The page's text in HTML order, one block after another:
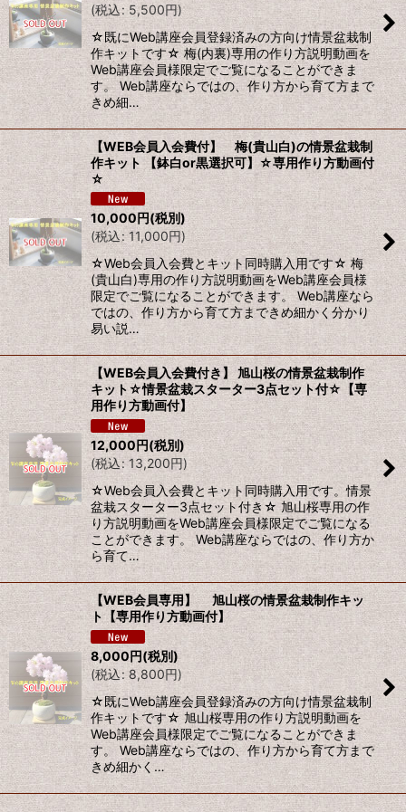
(税込: 5,500円)
☆既にWeb講座会員登録済みの方向け情景盆栽制
作キットです☆ 梅(内裏)専用の作り方説明動画を
Web講座会員様限定でご覧になることができま
す。 Web講座ならではの、作り方から育て方まで
きめ細…
【WEB会員入会費付】 梅(貴山白)の情景盆栽制
作キット 【鉢白or黒選択可】☆専用作り方動画付
☆
10,000円(税別)
(税込: 11,000円)
☆Web会員入会費とキット同時購入用です☆ 梅
(貴山白)専用の作り方説明動画をWeb講座会員様
限定でご覧になることができます。 Web講座なら
ではの、作り方から育て方まできめ細かく分かり
易い説…
【WEB会員入会費付き】 旭山桜の情景盆栽制作
キット☆情景盆栽スターター3点セット付☆【専
用作り方動画付】
12,000円(税別)
(税込: 13,200円)
☆Web会員入会費とキット同時購入用です。情景
盆栽スターター3点セット付き☆ 旭山桜専用の作
り方説明動画をWeb講座会員様限定でご覧になる
ことができます。 Web講座ならではの、作り方か
ら育て…
【WEB会員専用】 旭山桜の情景盆栽制作キッ
ト【専用作り方動画付】
8,000円(税別)
(税込: 8,800円)
☆既にWeb講座会員登録済みの方向け情景盆栽制
作キットです☆ 旭山桜専用の作り方説明動画を
Web講座会員様限定でご覧になることができま
す。 Web講座ならではの、作り方から育て方まで
きめ細かく…